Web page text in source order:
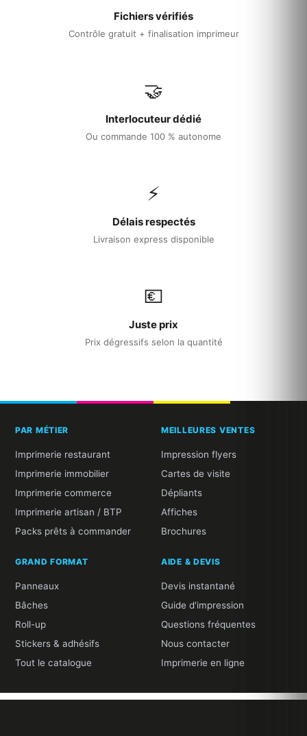
Fichiers vérifiés
Contrôle gratuit + finalisation imprimeur
🤝
Interlocuteur dédié
Ou commande 100 % autonome
⚡
Délais respectés
Livraison express disponible
💶
Juste prix
Prix dégressifs selon la quantité
PAR MÉTIER
Imprimerie restaurant
Imprimerie immobilier
Imprimerie commerce
Imprimerie artisan / BTP
Packs prêts à commander
MEILLEURES VENTES
Impression flyers
Cartes de visite
Dépliants
Affiches
Brochures
GRAND FORMAT
Panneaux
Bâches
Roll-up
Stickers & adhésifs
Tout le catalogue
AIDE & DEVIS
Devis instantané
Guide d'impression
Questions fréquentes
Nous contacter
Imprimerie en ligne